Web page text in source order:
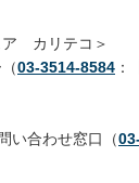
ア カリテコ＞
03-3514-8584 ：
い合わせ窓口（